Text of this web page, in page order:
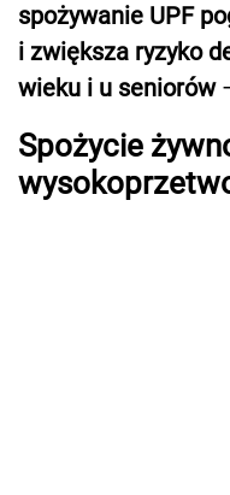
spożywanie UPF
i zwiększa ryzyko
wieku i u seniorów
Spożycie